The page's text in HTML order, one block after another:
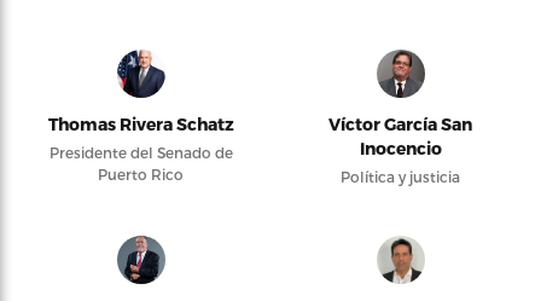
Thomas Rivera Schatz
Presidente del Senado de
Puerto Rico
Víctor García San
Inocencio
Política y justicia